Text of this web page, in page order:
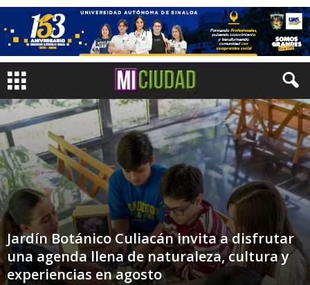
Jardín Botánico Culiacán invita a disfrutar
una agenda llena de naturaleza, cultura y
experiencias en agosto